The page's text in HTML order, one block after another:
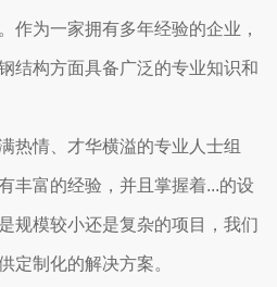
作为一家拥有多年经验的企业，
结构方面具备广泛的专业知识和
热情、才华横溢的专业人士组
丰富的经验，并且掌握着...的设
规模较小还是复杂的项目，我们
定制化的解决方案。